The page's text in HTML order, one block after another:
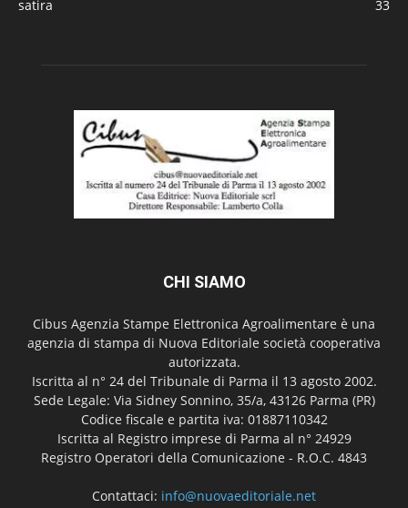
satira
33
CHI SIAMO
Cibus Agenzia Stampe Elettronica Agroalimentare è una
agenzia di stampa di Nuova Editoriale società cooperativa
autorizzata.
Iscritta al n° 24 del Tribunale di Parma il 13 agosto 2002.
Sede Legale: Via Sidney Sonnino, 35/a, 43126 Parma (PR)
Codice fiscale e partita iva: 01887110342
Iscritta al Registro imprese di Parma al n° 24929
Registro Operatori della Comunicazione - R.O.C. 4843
Contattaci: info@nuovaeditoriale.net